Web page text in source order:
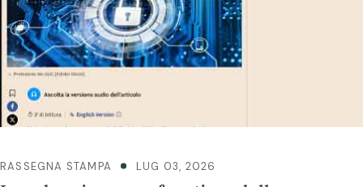
RASSEGNA STAMPA LUG 03, 2026